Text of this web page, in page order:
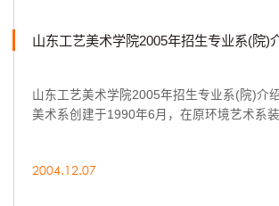
山东工艺美术学院2005年招生专业系(院
山东工艺美术学院2005年招生专业系(院
美术系创建于1990年6月，在原环境艺术系
2004.12.07